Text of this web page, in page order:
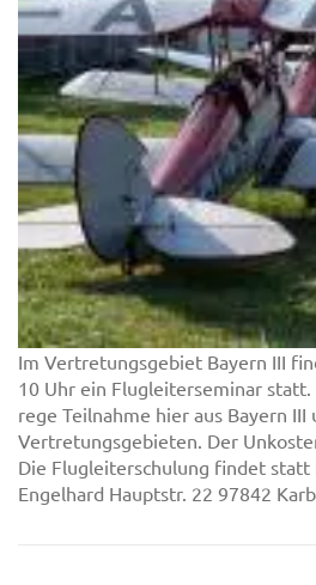
Im Vertretungsgebiet Bayern III
10 Uhr ein Flugleiterseminar
rege Teilnahme hier aus Bayern
Vertretungsgebieten. Der
Die Flugleiterschulung findet statt
Engelhard Hauptstr. 22 97842